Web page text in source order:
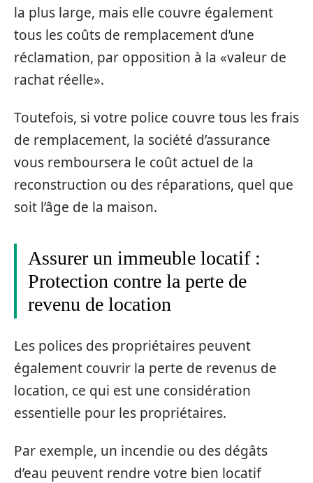
la plus large, mais elle couvre également
tous les coûts de remplacement d’une
réclamation, par opposition à la «valeur de
rachat réelle».
Toutefois, si votre police couvre tous les frais
de remplacement, la société d’assurance
vous remboursera le coût actuel de la
reconstruction ou des réparations, quel que
soit l’âge de la maison.
Assurer un immeuble locatif :
Protection contre la perte de
revenu de location
Les polices des propriétaires peuvent
également couvrir la perte de revenus de
location, ce qui est une considération
essentielle pour les propriétaires.
Par exemple, un incendie ou des dégâts
d’eau peuvent rendre votre bien locatif